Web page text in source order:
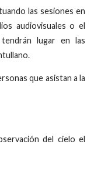
las sesiones en
audiovisuales o el
lugar en las
que asistan a la
del cielo el